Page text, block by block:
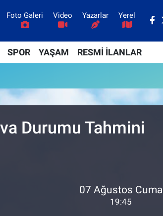
Foto Galeri Video Yazarlar Yerel
SPOR YAŞAM RESMİ İLANLAR
Durumu Tahmini
07 Ağustos Cuma
19:45